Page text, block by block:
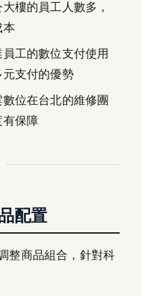
大樓的員工人數多，
本
員工的數位支付使用
支付的優勢
位在台北的維修團
有保障
配置
整商品組合，針對科